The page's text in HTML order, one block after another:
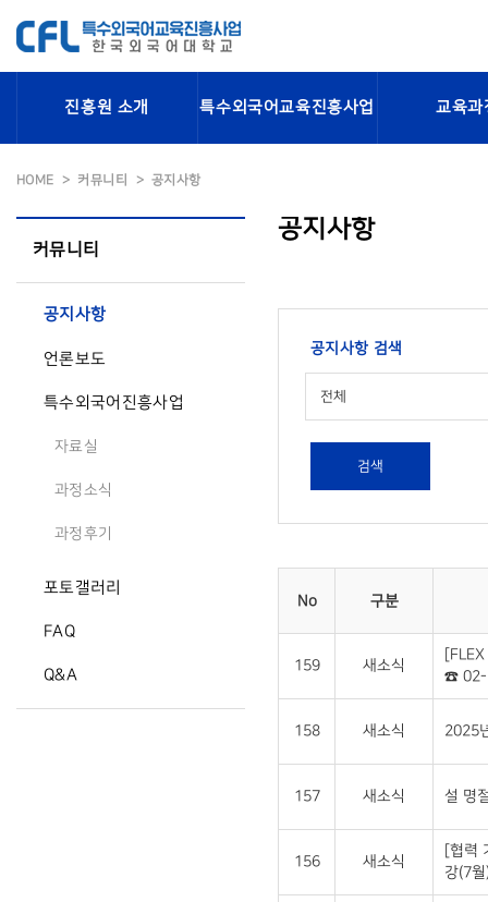
진흥원 소개 특수외국어교육진흥사업 교육과
HOME 커뮤니티 공지사항
커뮤니티
공지사항
언론보도
특수외국어진흥사업
자료실
과정소식
과정후기
포토갤러리
FAQ
Q&A
공지사항
공지사항 검색
전체
검색
No 구분
159 새소식
☎ 02-
158 새소식 2025
157 새소식 설 명
156 새소식
[협력
강(7월